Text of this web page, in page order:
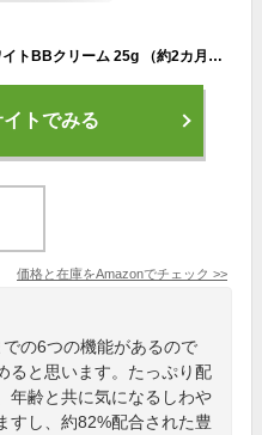
キューサイ コラリッチ リンクルホワイトBBクリーム 25g （約2カ月分）[ 医薬部外品 ] ナチュラルベージュ
トでみる
価格と在庫をAmazonでチェック >>
の6つの機能があるので
ると思います。たっぷり配
年齢と共に気になるしわや
すし、約82%配合された豊